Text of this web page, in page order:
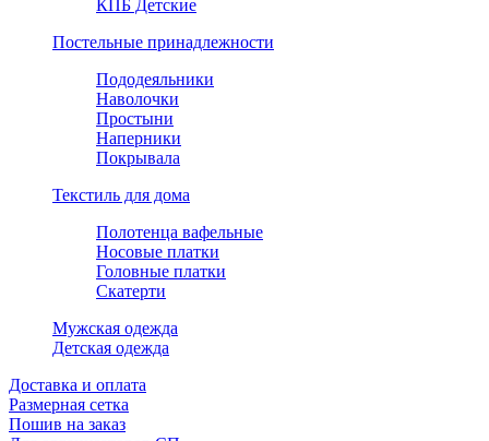
КПБ Детские
Постельные принадлежности
Пододеяльники
Наволочки
Простыни
Наперники
Покрывала
Текстиль для дома
Полотенца вафельные
Носовые платки
Головные платки
Скатерти
Мужская одежда
Детская одежда
Доставка и оплата
Размерная сетка
Пошив на заказ